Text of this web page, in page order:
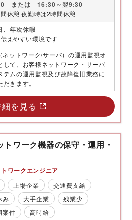
または 16:30～翌9:30
休憩 夜勤時は2時間休憩
、年次休暇
えやすい環境です
ネットワーク/サーバ）の運用監視オ
して、お客様ネットワーク・サーバ
テムの運用監視及び故障復旧業務に
きます。
を見る
ワーク機器の保守・運用・
ワークエンジニア
上場企業
交通費支給
み 大手企業
残業少
案件 高時給